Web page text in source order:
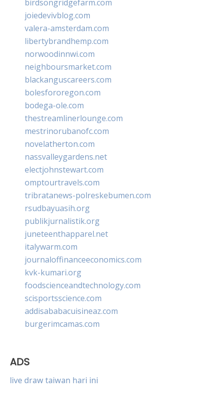
birdsongridgefarm.com
joiedevivblog.com
valera-amsterdam.com
libertybrandhemp.com
norwoodinnwi.com
neighboursmarket.com
blackanguscareers.com
bolesfororegon.com
bodega-ole.com
thestreamlinerlounge.com
mestrinorubanofc.com
novelatherton.com
nassvalleygardens.net
electjohnstewart.com
omptourtravels.com
tribratanews-polreskebumen.com
rsudbayuasih.org
publikjurnalistik.org
juneteenthapparel.net
italywarm.com
journaloffinanceeconomics.com
kvk-kumari.org
foodscienceandtechnology.com
scisportsscience.com
addisababacuisineaz.com
burgerimcamas.com
ADS
live draw taiwan hari ini